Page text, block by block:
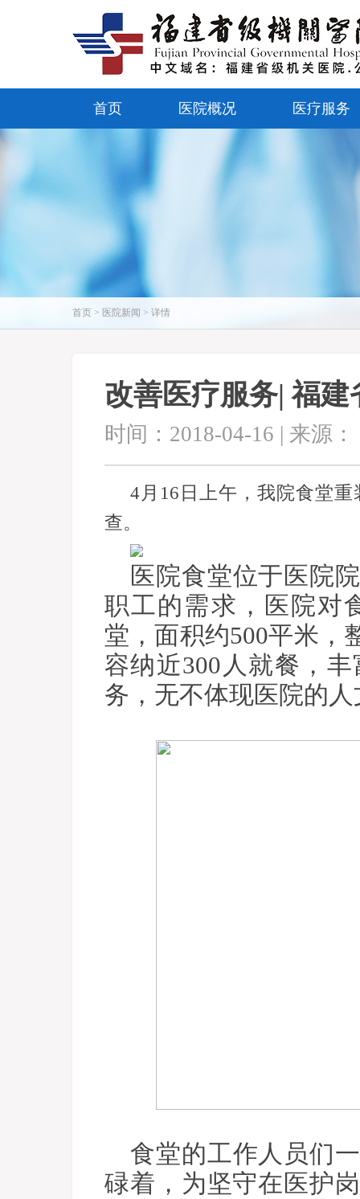
首页 医院概况 医疗服务
首页 > 医院新闻 > 详情
改善医疗服务| 福
时间：2018-04-16 | 来源
4月16日上午，我院食堂
查。
医院食堂位于医院
职工的需求，医院对
堂，面积约500平米，
容纳近300人就餐，
务，无不体现医院的
食堂的工作人员们
碌着，为坚守在医护